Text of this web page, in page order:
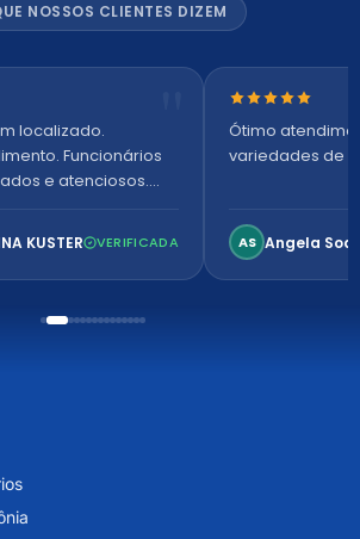
NOSSOS CLIENTES DIZEM
localizado.
Funcionários
e atenciosos.
KUSTER VERIFICADA
Nota 5 de 5
Ótimo
variedades de
AS Angela